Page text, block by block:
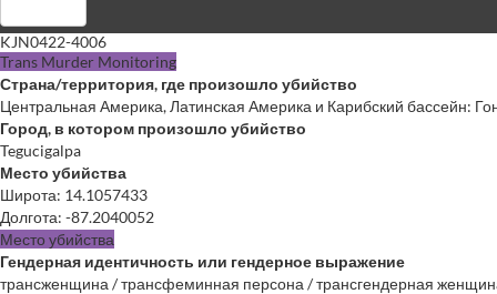
KJN0422-4006
Trans Murder Monitoring
Страна/территория, где произошло убийство
Центральная Америка, Латинская Америка и Карибский бассейн:
Город, в котором произошло убийство
Tegucigalpa
Место убийства
Широта: 14.1057433
Долгота: -87.2040052
Место убийства
Гендерная идентичность или гендерное выражение
трансженщина / трансфеминная персона / трансгендерная